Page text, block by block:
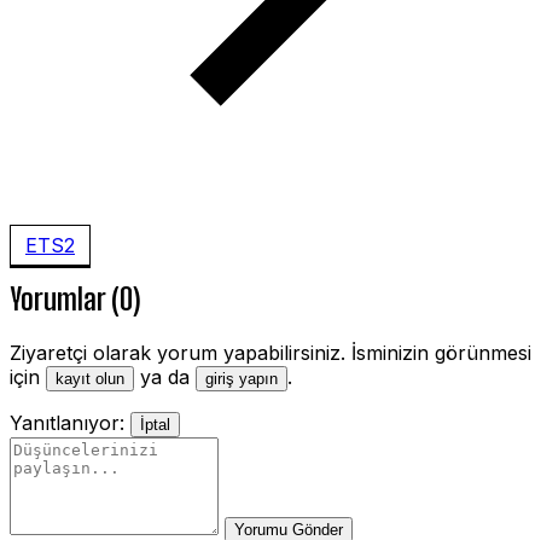
ETS2
Yorumlar (0)
Ziyaretçi olarak yorum yapabilirsiniz. İsminizin görünmesi
için
kayıt olun ya da giriş yapın .
Yanıtlanıyor:
İptal
Yorumu Gönder